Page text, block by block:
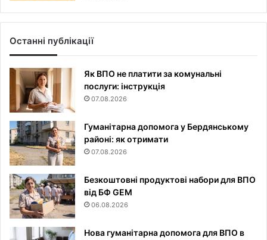
Останні публікації
Як ВПО не платити за комунальні
послуги: інструкція
07.08.2026
Гуманітарна допомога у Бердянському
районі: як отримати
07.08.2026
Безкоштовні продуктові набори для ВПО
від БФ GEM
06.08.2026
Нова гуманітарна допомога для ВПО в